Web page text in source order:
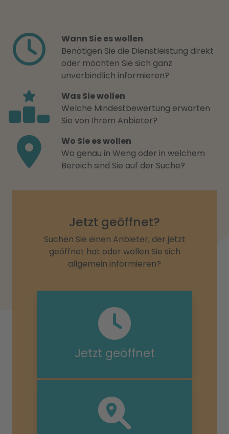
Wann Sie es wollen
Benötigen Sie die Dienstleistung direkt
oder möchten Sie sich ganz
unverbindlich informieren?
Was Sie wollen
Welche Mindestbewertung erwarten
Sie von Ihrem Anbieter?
Wo Sie es wollen
Wo genau in Weng oder in welchem
Bereich sind Sie auf der Suche?
Jetzt geöffnet?
Suchen Sie einen Anbieter, der jetzt
geöffnet hat oder wollen Sie sich
allgemein informieren?
Jetzt geöffnet